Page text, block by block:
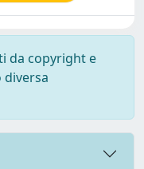
da copyright e